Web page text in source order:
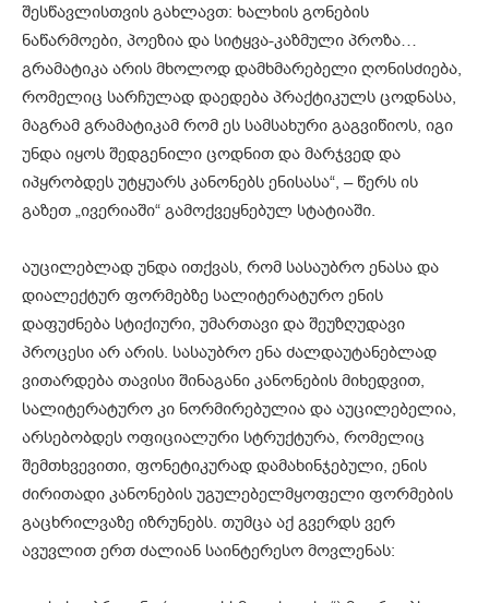
შესწავლისთვის გახლავთ: ხალხის გონების
ნაწარმოები, პოეზია და სიტყვა-კაზმული პროზა…
გრამატიკა არის მხოლოდ დამხმარებელი ღონისძიება,
რომელიც სარჩულად დაედება პრაქტიკულს ცოდნასა,
მაგრამ გრამატიკამ რომ ეს სამსახური გაგვიწიოს, იგი
უნდა იყოს შედგენილი ცოდნით და მარჯვედ და
იპყრობდეს უტყუარს კანონებს ენისასა“, – წერს ის
გაზეთ „ივერიაში“ გამოქვეყნებულ სტატიაში.
აუცილებლად უნდა ითქვას, რომ სასაუბრო ენასა და
დიალექტურ ფორმებზე სალიტერატურო ენის
დაფუძნება სტიქიური, უმართავი და შეუზღუდავი
პროცესი არ არის. სასაუბრო ენა ძალდაუტანებლად
ვითარდება თავისი შინაგანი კანონების მიხედვით,
სალიტერატურო კი ნორმირებულია და აუცილებელია,
არსებობდეს ოფიციალური სტრუქტურა, რომელიც
შემთხვევითი, ფონეტიკურად დამახინჯებული, ენის
ძირითადი კანონების უგულებელმყოფელი ფორმების
გაცხრილვაზე იზრუნებს. თუმცა აქ გვერდს ვერ
ავუვლით ერთ ძალიან საინტერესო მოვლენას: